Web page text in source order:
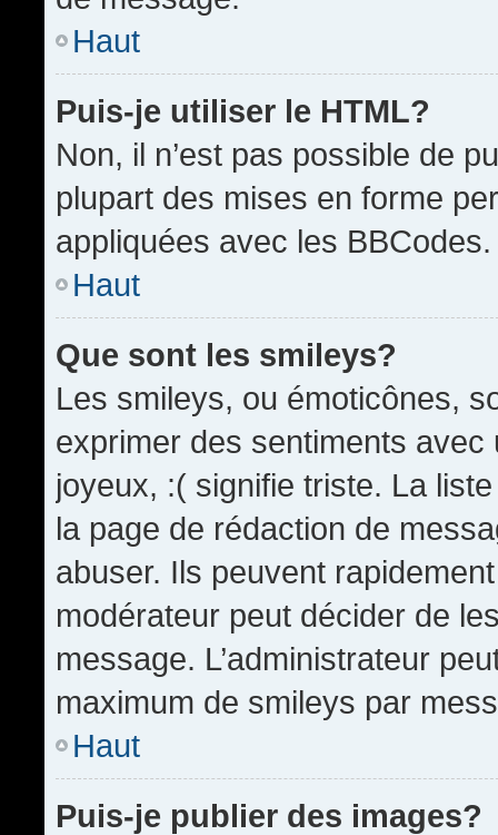
Haut
Puis-je utiliser le HTML?
Non, il n’est pas possible de
plupart des mises en forme
appliquées avec les BBCodes.
Haut
Que sont les smileys?
Les smileys, ou émoticônes,
exprimer des sentiments
joyeux, :( signifie triste. La
la page de rédaction de
abuser. Ils peuvent
modérateur peut décider de
message. L’administrateur
maximum de smileys par
Haut
Puis-je publier des images?